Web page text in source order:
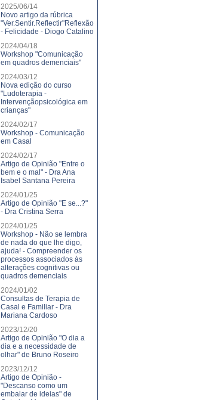
2025/06/14
Novo artigo da rúbrica
"Ver.Sentir.Reflectir"Reflexão
- Felicidade - Diogo Catalino
2024/04/18
Workshop "Comunicação
em quadros demenciais"
2024/03/12
Nova edição do curso
"Ludoterapia -
Intervençãopsicológica em
crianças"
2024/02/17
Workshop - Comunicação
em Casal
2024/02/17
Artigo de Opinião "Entre o
bem e o mal" - Dra Ana
Isabel Santana Pereira
2024/01/25
Artigo de Opinião "E se...?"
- Dra Cristina Serra
2024/01/25
Workshop - Não se lembra
de nada do que lhe digo,
ajuda! - Compreender os
processos associados às
alterações cognitivas ou
quadros demenciais
2024/01/02
Consultas de Terapia de
Casal e Familiar - Dra
Mariana Cardoso
2023/12/20
Artigo de Opinião "O dia a
dia e a necessidade de
olhar" de Bruno Roseiro
2023/12/12
Artigo de Opinião -
"Descanso como um
embalar de ideias" de